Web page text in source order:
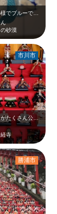
今年は海がテーマの様でブルーでとても綺麗でした。
砂漠
素晴らしいひな飾りがたくさん公開されています
寺
市川市
勝浦市